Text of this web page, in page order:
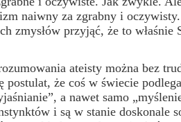
naiwny za zgrabny i
zmysłów przyjąć, że to właśnie
ateisty można bez
postulat, że coś w świecie
a nawet samo
i są w stanie doskonale